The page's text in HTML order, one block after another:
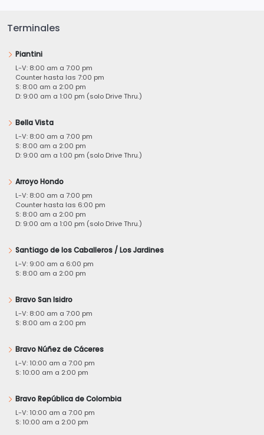
Terminales
Piantini
L-V: 8:00 am a 7:00 pm
Counter hasta las 7:00 pm
S: 8:00 am a 2:00 pm
D: 9:00 am a 1:00 pm (solo Drive Thru.)
Bella Vista
L-V: 8:00 am a 7:00 pm
S: 8:00 am a 2:00 pm
D: 9:00 am a 1:00 pm (solo Drive Thru.)
Arroyo Hondo
L-V: 8:00 am a 7:00 pm
Counter hasta las 6:00 pm
S: 8:00 am a 2:00 pm
D: 9:00 am a 1:00 pm (solo Drive Thru.)
Santiago de los Caballeros / Los Jardines
L-V: 9:00 am a 6:00 pm
S: 8:00 am a 2:00 pm
Bravo San Isidro
L-V: 8:00 am a 7:00 pm
S: 8:00 am a 2:00 pm
Bravo Núñez de Cáceres
L-V: 10:00 am a 7:00 pm
S: 10:00 am a 2:00 pm
Bravo República de Colombia
L-V: 10:00 am a 7:00 pm
S: 10:00 am a 2:00 pm